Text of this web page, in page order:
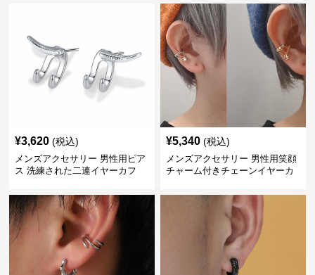
¥3,620 (税込)
メンズアクセサリー 男性用ピア
ス 洗練された二連イヤーカフ
¥5,340 (税込)
メンズアクセサリー 男性用笑顔
チャーム付きチェーンイヤーカ